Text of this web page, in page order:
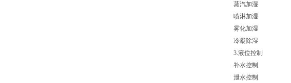
蒸汽加湿
喷淋加湿
雾化加湿
冷凝除湿
3.液位控制
补水控制
泄水控制